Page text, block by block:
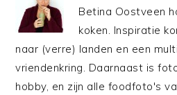
Betina Oostveen
koken. Inspiratie
naar (verre) landen en een
vriendenkring. Daarnaast is
hobby, en zijn alle foodfoto's